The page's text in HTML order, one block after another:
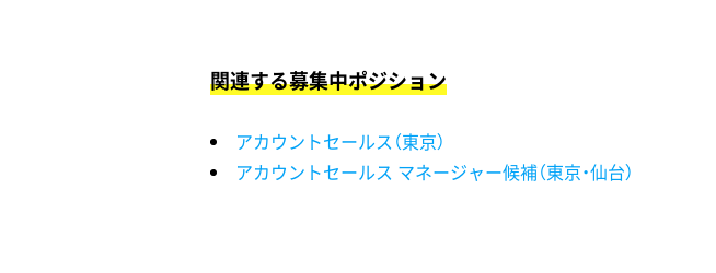
関連する募集中ポジション
アカウントセールス（東京）
アカウントセールス マネージャー候補（東京・仙台）